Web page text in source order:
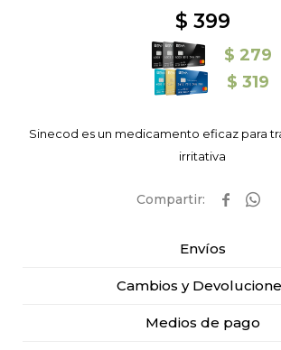
$ 399
$ 279
$ 319
Sinecod es un medicamento eficaz para
irritativa
 
Envíos
Cambios y
Medios de pago